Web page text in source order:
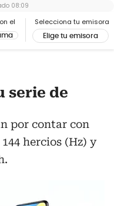
el Selecciona tu emisora
Elige tu emisora
08:09
serie de
por contar con
hercios (Hz) y